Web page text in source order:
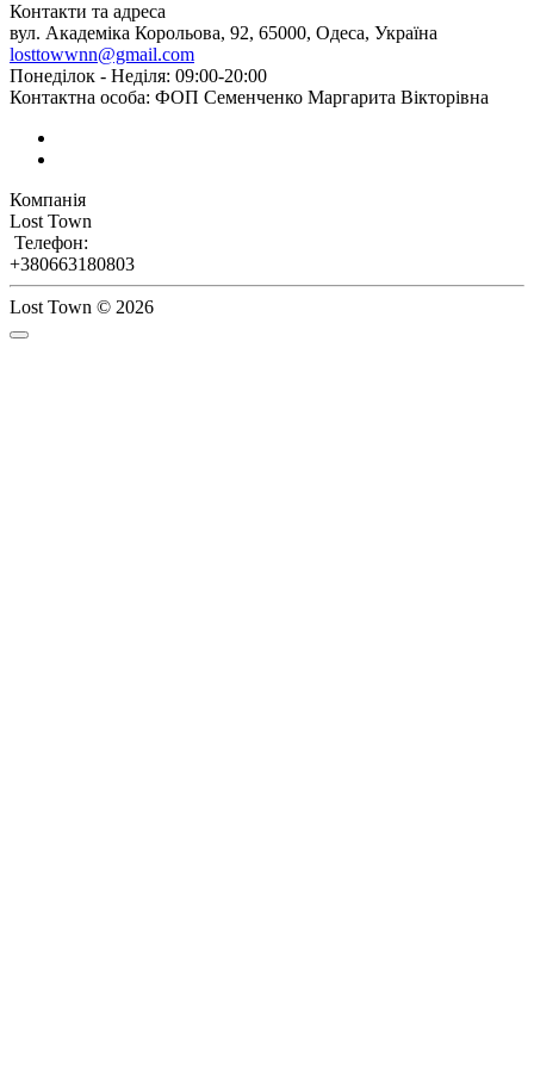
Контакти та адреса
вул. Академіка Корольова, 92, 65000, Одеса, Україна
losttowwnn@gmail.com
Понеділок - Неділя: 09:00-20:00
Контактна особа: ФОП Семенченко Маргарита Вікторівна
Компанія
Lost Town
Телефон:
+380663180803
Lost Town © 2026